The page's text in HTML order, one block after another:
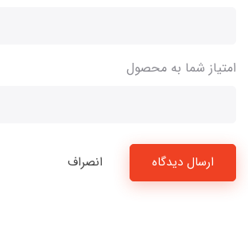
امتیاز شما به محصول
ارسال دیدگاه انصراف